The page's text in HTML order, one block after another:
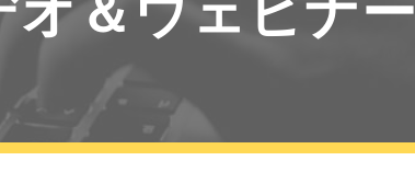
オ＆ウェビナー